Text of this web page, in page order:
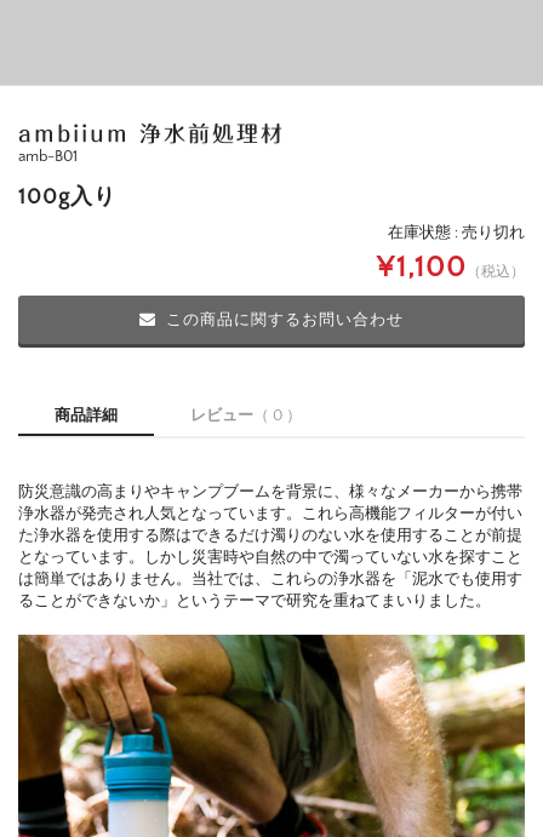
ambiium 浄水前処理材
amb-B01
100g入り
在庫状態 : 売り切れ
¥1,100 （税込）
この商品に関するお問い合わせ
商品詳細 レビュー （ 0 ）
防災意識の高まりやキャンプブームを背景に、様々なメーカーから携帯
浄水器が発売され人気となっています。これら高機能フィルターが付い
た浄水器を使用する際はできるだけ濁りのない水を使用することが前提
となっています。しかし災害時や自然の中で濁っていない水を探すこと
は簡単ではありません。当社では、これらの浄水器を「泥水でも使用す
ることができないか」というテーマで研究を重ねてまいりました。